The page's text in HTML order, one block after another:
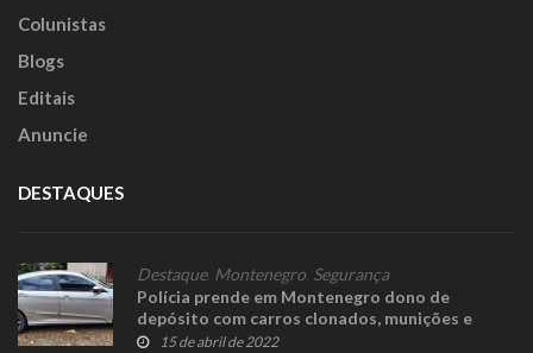
Colunistas
Blogs
Editais
Anuncie
DESTAQUES
Destaque, Montenegro Segurança
Polícia prende em Montenegro dono de
depósito com carros clonados, munições e
explosivos
15 de abril de 2022